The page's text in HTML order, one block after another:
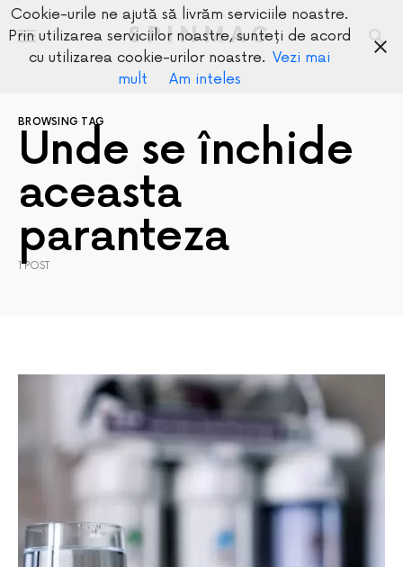
SPINMAG
BROWSING TAG
Unde se închide
aceasta
paranteza
1 POST
Cookie-urile ne ajută să livrăm serviciile noastre.
Prin utilizarea serviciilor noastre, sunteți de acord
cu utilizarea cookie-urilor noastre. Vezi mai
mult
Am inteles